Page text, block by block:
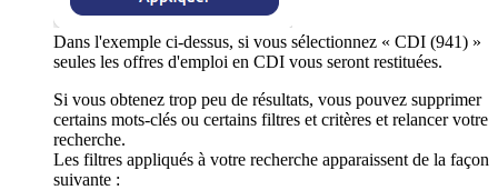
Dans l'exemple ci-dessus, si vous sélectionnez « CDI (941) »
seules les offres d'emploi en CDI vous seront restituées.
Si vous obtenez trop peu de résultats, vous pouvez supprimer
certains mots-clés ou certains filtres et critères et relancer votre
recherche.
Les filtres appliqués à votre recherche apparaissent de la façon
suivante :